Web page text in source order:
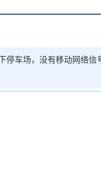
停车场，没有移动网络信